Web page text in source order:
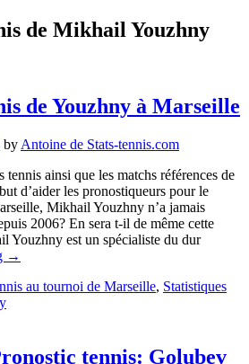
de Mikhail Youzhny
de Youzhny à Marseille
by Antoine de Stats-tennis.com
tennis ainsi que les matchs références de
d’aider les pronostiqueurs pour le
Mikhail Youzhny n’a jamais
2006? En sera t-il de même cette
Youzhny est un spécialiste du dur
→
au tournoi de Marseille, Statistiques
tennis: Golubev